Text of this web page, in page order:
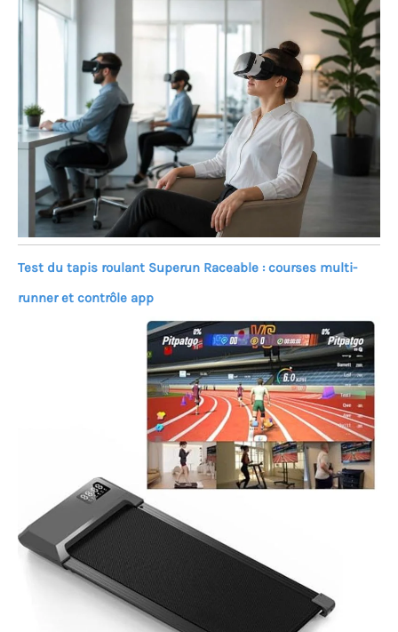
Test du tapis roulant Superun Raceable : courses multi-
runner et contrôle app